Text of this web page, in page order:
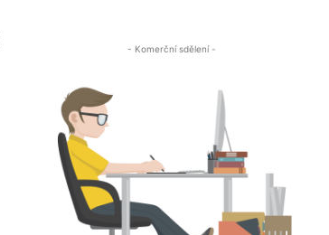
- Komerční sdělení -